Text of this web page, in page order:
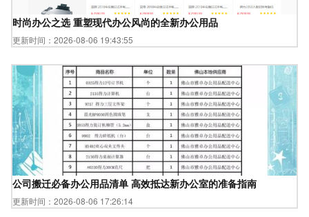
时尚办公之选 重塑现代办公风尚的全新办公用品
更新时间：2026-08-06 19:43:55
公司搬迁必备办公用品清单 高效抵达新办公室的准备指南
更新时间：2026-08-06 17:26:14